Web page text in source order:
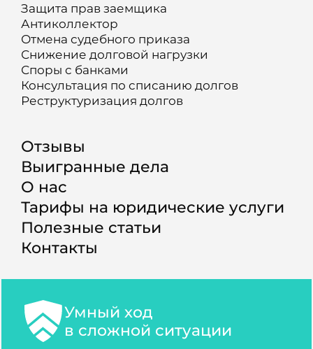
Защита прав заемщика
Антиколлектор
Отмена судебного приказа
Снижение долговой нагрузки
Споры с банками
Консультация по списанию долгов
Реструктуризация долгов
Отзывы
Выигранные дела
О нас
Тарифы на юридические услуги
Полезные статьи
Контакты
Умный ход
в сложной ситуации